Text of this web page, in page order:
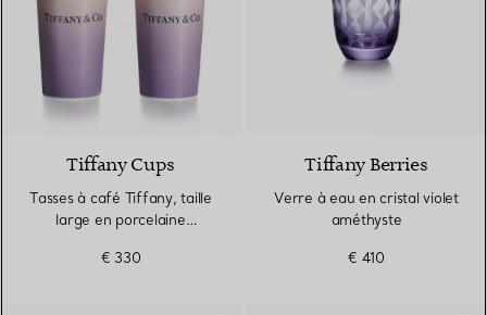
Tiffany Cups
Tasses à café Tiffany, taille
large en porcelaine
€ 330
Tiffany Berries
Verre à eau en cristal violet
améthyste
€ 410